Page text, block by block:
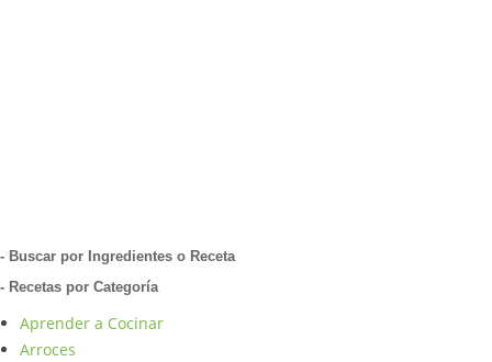
- Buscar por Ingredientes o Receta
- Recetas por Categoría
Aprender a Cocinar
Arroces